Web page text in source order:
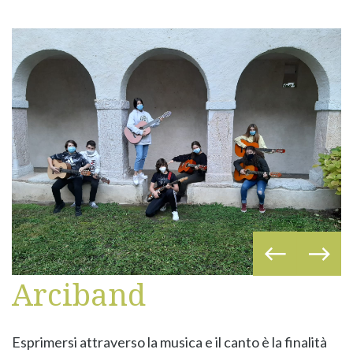
Arciband
Esprimersi attraverso la musica e il canto è la finalità